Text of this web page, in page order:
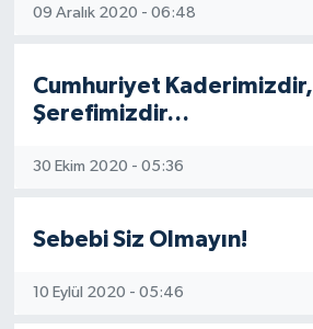
09 Aralık 2020 - 06:48
Cumhuriyet Kaderimizdir,
Şerefimizdir…
30 Ekim 2020 - 05:36
Sebebi Siz Olmayın!
10 Eylül 2020 - 05:46
Yüksek İstişare Kurulu